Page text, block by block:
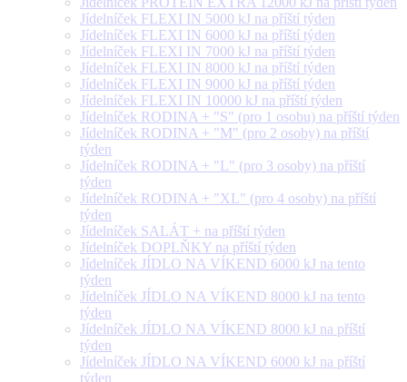
Jídelníček FLEXI IN 5000 kJ na příští týden
Jídelníček FLEXI IN 6000 kJ na příští týden
Jídelníček FLEXI IN 7000 kJ na příští týden
Jídelníček FLEXI IN 8000 kJ na příští týden
Jídelníček FLEXI IN 9000 kJ na příští týden
Jídelníček FLEXI IN 10000 kJ na příští týden
Jídelníček RODINA + "S" (pro 1 osobu) na příští týden
Jídelníček RODINA + "M" (pro 2 osoby) na příští
týden
Jídelníček RODINA + "L" (pro 3 osoby) na příští
týden
Jídelníček RODINA + "XL" (pro 4 osoby) na příští
týden
Jídelníček SALÁT + na příští týden
Jídelníček DOPLŇKY na příští týden
Jídelníček JÍDLO NA VÍKEND 6000 kJ na tento
týden
Jídelníček JÍDLO NA VÍKEND 8000 kJ na tento
týden
Jídelníček JÍDLO NA VÍKEND 8000 kJ na příští
týden
Jídelníček JÍDLO NA VÍKEND 6000 kJ na příští
týden